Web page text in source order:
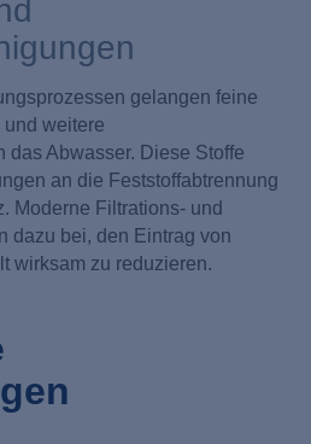
gelangen feine
weitere
das Abwasser. Diese Stoffe
an die Feststoffabtrennung
Moderne Filtrations- und
dazu bei, den Eintrag von
wirksam zu reduzieren.